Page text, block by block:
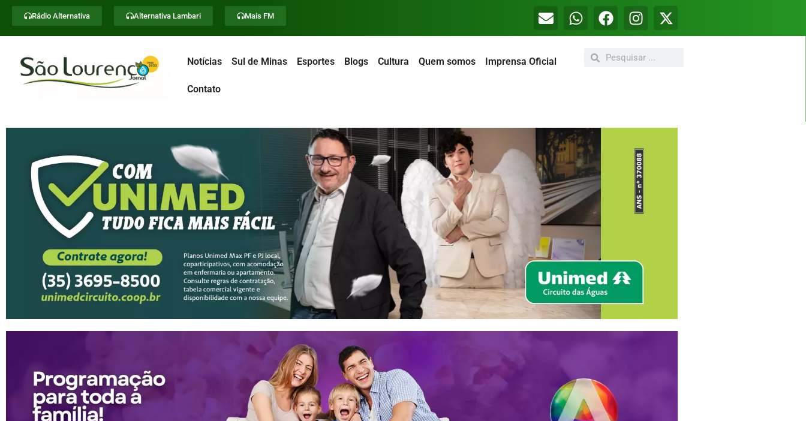
Rádio Alternativa Alternativa Lambari Mais FM
Notícias Sul de Minas Esportes Blogs Cultura Quem somos Imprensa Oficial
Contato